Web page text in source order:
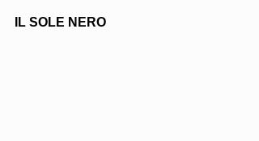
IL SOLE NERO